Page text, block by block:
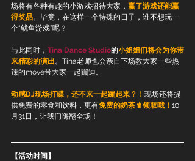
场将有各种有趣的小游戏招待大家， 赢了游戏还能赢
得奖品。毕竟，在这样一个特殊的日子，谁不想玩一
个“鱿鱼游戏”呢？
与此同时， Tina Dance Studio的小姐姐们将会为你带
来精彩的演出。Tina老师也会亲自下场教大家一些热
辣的move带大家一起蹦迪。
动感DJ现场打碟，还不来一起蹦起来？！ 现场还将提
供免费的零食和饮料，更有免费的奶茶🧋领取哦！ 10
月31日，让我们嗨翻全场！
【活动时间】